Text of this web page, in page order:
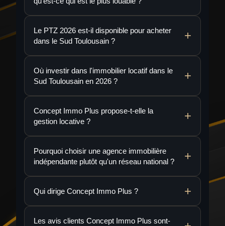
Le PTZ 2026 est-il disponible pour acheter
dans le Sud Toulousain ?
Où investir dans l'immobilier locatif dans le
Sud Toulousain en 2026 ?
Concept Immo Plus propose-t-elle la
gestion locative ?
Pourquoi choisir une agence immobilière
indépendante plutôt qu'un réseau national ?
Qui dirige Concept Immo Plus ?
Les avis clients Concept Immo Plus sont-